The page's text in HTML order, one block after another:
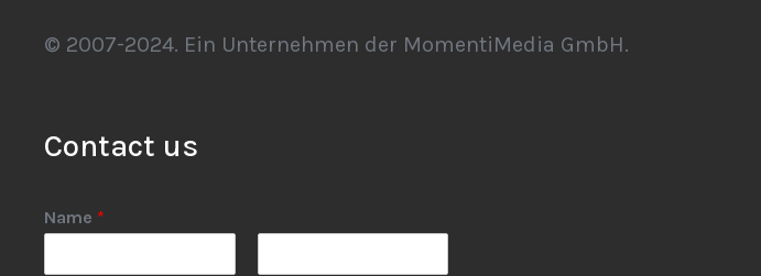
© 2007-2024. Ein Unternehmen der MomentiMedia GmbH.
Contact us
Name *